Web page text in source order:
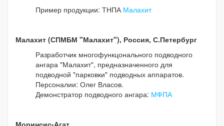
Пример продукции: ТНПА Малахит
Малахит (СПМБМ "Малахит"), Россия, С.Петербург
Разработчик многофункцонального подводного
ангара "Малахит", предназначенного для
подводной "парковки" подводных аппаратов.
Персоналии: Олег Власов.
Демонстратор подводного ангара: МФПА
Моринсис-Агат